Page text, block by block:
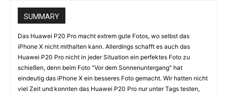
SUMMARY
Das Huawei P20 Pro macht extrem gute Fotos, wo selbst das
iPhone X nicht mithalten kann. Allerdings schafft es auch das
Huawei P20 Pro nicht in jeder Situation ein perfektes Foto zu
schießen, denn beim Foto "Vor dem Sonnenuntergang" hat
eindeutig das iPhone X ein besseres Foto gemacht. Wir hatten nicht
viel Zeit und konnten das Huawei P20 Pro nur unter Tags testen,